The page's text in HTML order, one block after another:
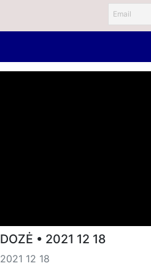
DOZĖ • 2021 12 18
2021 12 18